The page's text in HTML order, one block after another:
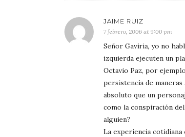
JAIME RUIZ
7 febrero, 2006 at 9:00 pm
Señor Gaviria, yo no
izquierda ejecuten un
Octavio Paz, por
persistencia de
absoluto que un
como la conspiración
alguien?
La experiencia